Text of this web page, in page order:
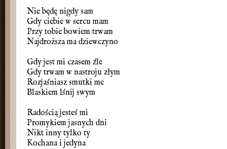
Nie będę nigdy sam
Gdy ciebie w sercu mam
Przy tobie bowiem trwam
Najdroższa ma dziewczyno
Gdy jest mi czasem źle
Gdy trwam w nastroju złym
Rozjaśniasz smutki me
Blaskiem lśnij swym
Radością jesteś mi
Promykiem jasnych dni
Nikt inny tylko ty
Kochana i jedyna